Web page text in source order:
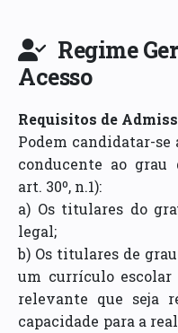
Regime
Acesso
Requisitos de
Podem candidatar-se
conducente ao grau
art. 30º, n.1):
a) Os titulares do
legal;
b) Os titulares de
um currículo
relevante que seja
capacidade para a